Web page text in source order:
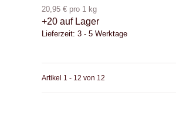
20,95 € pro 1 kg
+20 auf Lager
Lieferzeit: 3 - 5 Werktage
Artikel 1 - 12 von 12